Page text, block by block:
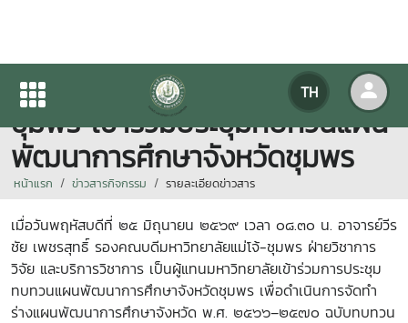
TH
รองคณบดีมหาวิทยาลัยแม่โจ้-
ชุมพร เข้าร่วมประชุมทบทวนแผน
พัฒนาการศึกษาจังหวัดชุมพร
หน้าแรก ข่าวสารกิจกรรม รายละเอียดข่าวสาร
เมื่อวันพฤหัสบดีที่ ๒๕ มิถุนายน ๒๕๖๙ เวลา ๐๘.๓๐ น. อาจารย์วีร
ชัย เพชรสุทธิ์ รองคณบดีมหาวิทยาลัยแม่โจ้-ชุมพร ฝ่ายวิชาการ
วิจัย และบริการวิชาการ เป็นผู้แทนมหาวิทยาลัยเข้าร่วมการประชุม
ทบทวนแผนพัฒนาการศึกษาจังหวัดชุมพร เพื่อดำเนินการจัดทำ
ร่างแผนพัฒนาการศึกษาจังหวัด พ.ศ. ๒๕๖๖–๒๕๗๐ ฉบับทบทวน